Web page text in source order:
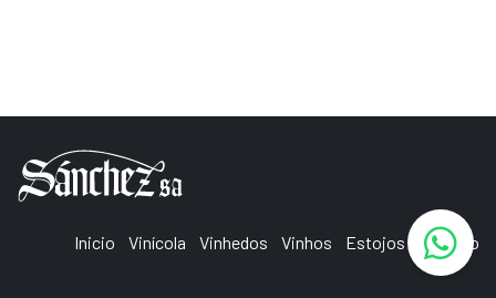
Inicio Vinícola Vinhedos Vinhos Estojos Turismo